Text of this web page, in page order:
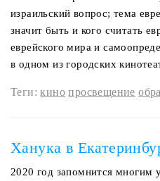
израильский вопрос; тема
значит быть и кого считать
еврейского мира и
в одном из городских
Теги:кино просвещение
Ханука в
2020 год запомнится многим